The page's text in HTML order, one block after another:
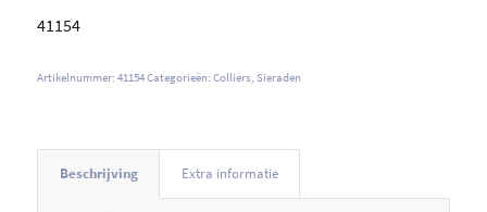
41154
Artikelnummer: 41154Categorieën: Colliers, Sieraden
Beschrijving Extra informatie